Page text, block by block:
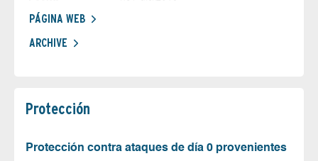
PÁGINA WEB
ARCHIVE
Protección
Protección contra ataques de día 0 provenientes